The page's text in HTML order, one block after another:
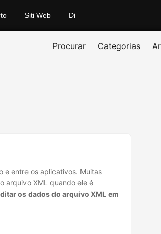
Siti Web Di
Procurar Categorias
e entre os aplicativos. Muitas
arquivo XML quando ele é
os dados do arquivo XML em